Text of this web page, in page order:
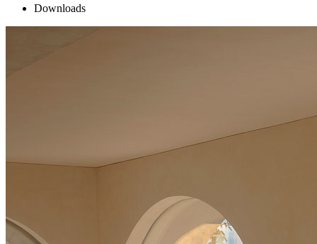
Downloads